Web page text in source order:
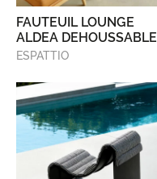
FAUTEUIL LOUNGE
ALDEA DEHOUSSABLE
ESPATTIO